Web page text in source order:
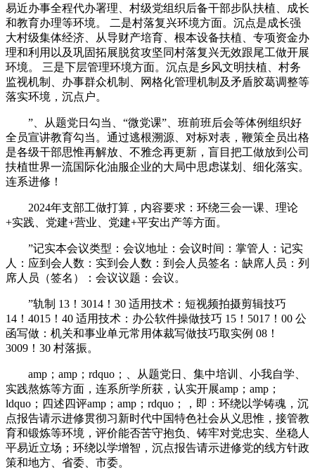
易近办事全程代办署理、村级党组织后备干部步队扶植、成长
和教育办理等环境。 二是村落复兴环境方面。沉点是成长强
大村级集体经济、从导财产培育、根本设备扶植、专项资金办
理和利用以及巩固拓展脱贫攻坚同村落复兴无效跟尾工做开展
环境。 三是下层管理环境方面。沉点是乡风文明扶植、村务
监视机制、办事群众机制、网格化管理机制及矛盾胶葛调整等
落实环境，沉点户。
”、从题党日勾当、“微党课”、班前班后会等体例组织好
全员宣讲教育勾当。通过逃根溯源、对标对表，鞭策全员出格
是各级干部思惟再解放、不雅念再更新，盲目把工做放到公司
扶植世界一流国际化油服企业的大局中思虑谋划、细化落实。
连系进修！
2024年支部工做打算，内容要求：环绕三会一课、理论
+实践、党建+营业、党建+平安出产等方面。
”记实本会议类型：会议地址：会议时间：掌管人：记实
人：应到会人数：实到会人数：到会人员签名：缺席人员：列
席人员（签名）：会议议题：会议。
”轨制 13！3014！30 适用技术：短视频拍摄剪辑技巧
14！4015！40 适用技术：办公软件操做技巧 15！5017！00 公
函写做：机关和事业单元常用体裁写做技巧取实例 08！
3009！30 村落振。
amp；amp；rdquo；、从题党日、集中培训、小我自学、
实践熬炼等方面，连系所学所获，认实开展amp；amp；
ldquo；四述四评amp；amp；rdquo；，即：环绕以学铸魂，沉
点报告请示进修贯彻习新时代中国特色社会从义思惟，接管教
育和锻炼等环境，评价能否苦守抱负、铸牢对党忠实、坐稳人
平易近立场；环绕以学增智，沉点报告请示进修党的线方针政
策和地方、省委、市委。